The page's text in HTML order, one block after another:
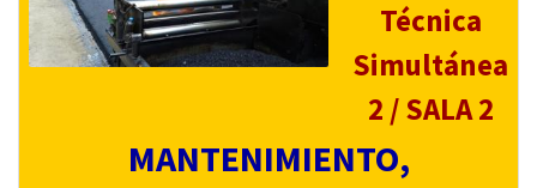
Técnica
Simultánea
2 / SALA 2
MANTENIMIENTO,